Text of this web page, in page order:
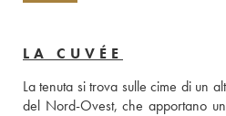
LA CUVÉE
La tenuta si trova sulle cime di un
del Nord-Ovest, che apportano